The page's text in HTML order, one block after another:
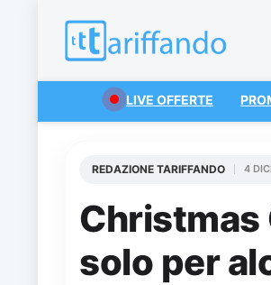
LIVE OFFERTE
Christmas
solo per
REDAZIONE TARIFFANDO 4